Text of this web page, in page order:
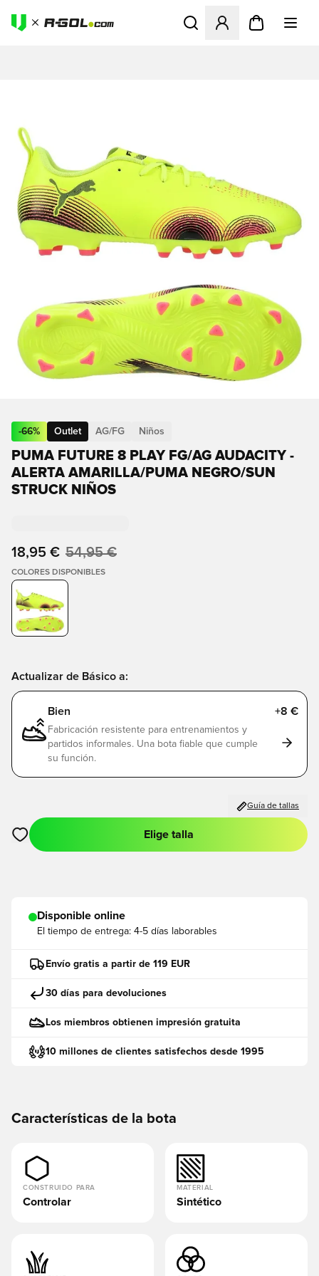
Abre un modal para iniciar
-66% Outlet AG/FG Niños
PUMA FUTURE 8 PLAY FG/AG AUDACITY -
ALERTA AMARILLA/PUMA NEGRO/SUN
STRUCK NIÑOS
18,95 € 54,95 €
COLORES DISPONIBLES
Actualizar de Básico a:
Bien +8 €
Fabricación resistente para entrenamientos y
partidos informales. Una bota fiable que cumple
su función.
Guía de tallas
Abre un modal para iniciar sesión o registrarse como miembro
Elige talla
Disponible online
El tiempo de entrega: 4-5 días laborables
Envío gratis a partir de 119 EUR
30 días para devoluciones
Los miembros obtienen impresión gratuita
10 millones de clientes satisfechos desde 1995
Características de la bota
CONSTRUIDO PARA
Controlar
MATERIAL
Sintético